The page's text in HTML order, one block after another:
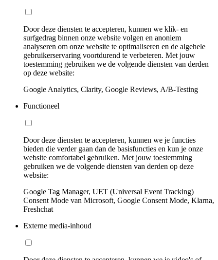
Door deze diensten te accepteren, kunnen we klik- en
surfgedrag binnen onze website volgen en anoniem
analyseren om onze website te optimaliseren en de algehele
gebruikerservaring voortdurend te verbeteren. Met jouw
toestemming gebruiken we de volgende diensten van derden
op deze website:
Google Analytics, Clarity, Google Reviews, A/B-Testing
Functioneel
Door deze diensten te accepteren, kunnen we je functies
bieden die verder gaan dan de basisfuncties en kun je onze
website comfortabel gebruiken. Met jouw toestemming
gebruiken we de volgende diensten van derden op deze
website:
Google Tag Manager, UET (Universal Event Tracking)
Consent Mode van Microsoft, Google Consent Mode, Klarna,
Freshchat
Externe media-inhoud